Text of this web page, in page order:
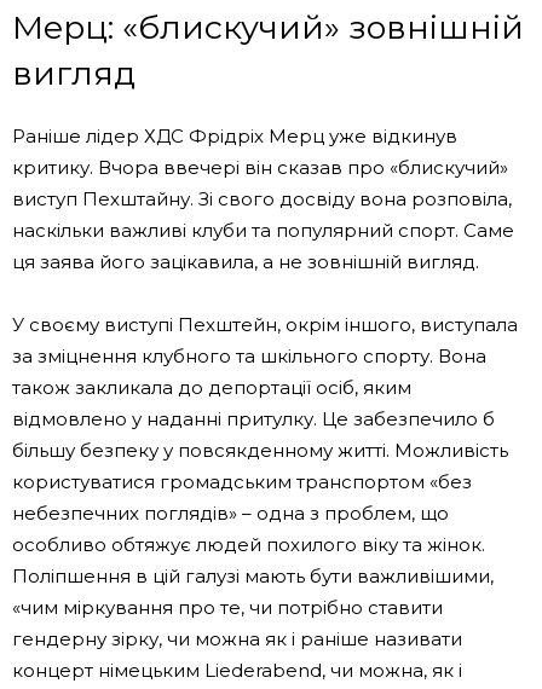
Мерц: «блискучий» зовнішній
вигляд
Раніше лідер ХДС Фрідріх Мерц уже відкинув
критику. Вчора ввечері він сказав про «блискучий»
виступ Пехштайну. Зі свого досвіду вона розповіла,
наскільки важливі клуби та популярний спорт. Саме
ця заява його зацікавила, а не зовнішній вигляд.
У своєму виступі Пехштейн, окрім іншого, виступала
за зміцнення клубного та шкільного спорту. Вона
також закликала до депортації осіб, яким
відмовлено у наданні притулку. Це забезпечило б
більшу безпеку у повсякденному житті. Можливість
користуватися громадським транспортом «без
небезпечних поглядів» – одна з проблем, що
особливо обтяжує людей похилого віку та жінок.
Поліпшення в цій галузі мають бути важливішими,
«чим міркування про те, чи потрібно ставити
гендерну зірку, чи можна як і раніше називати
концерт німецьким Liederabend, чи можна, як і